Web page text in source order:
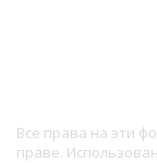
Все права на эти
праве.